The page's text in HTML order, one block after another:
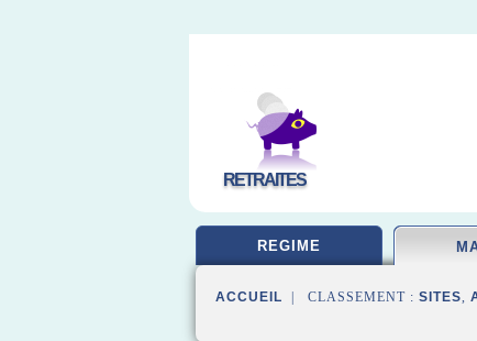
RETRAITES
REGIME
ACCUEIL | CLASSEMENT : SITES,